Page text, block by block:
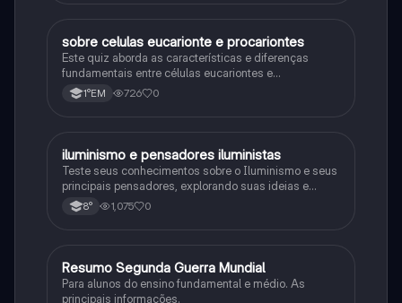
Biologia
sobre celulas eucarionte e procariontes
Este quiz aborda as características e diferenças
fundamentais entre células eucariontes e
procariontes.
1°EM 726 0
História
iluminismo e pensadores iluministas
Teste seus conhecimentos sobre o Iluminismo e seus
principais pensadores, explorando suas ideias e
impacto histórico.
8° 1,075 0
História
Resumo Segunda Guerra Mundial
Para alunos do ensino fundamental e médio. As
principais informações.